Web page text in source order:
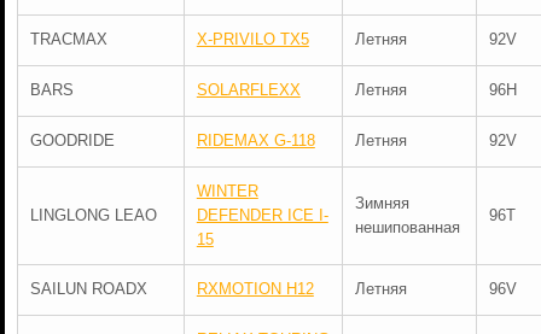
TRACMAX X-PRIVILO TX5 Летняя 92V
BARS SOLARFLEXX Летняя 96H
GOODRIDE RIDEMAX G-118 Летняя 92V
LINGLONG LEAO
WINTER
DEFENDER ICE I-
15
Зимняя
нешипованная
96T
SAILUN ROADX RXMOTION H12 Летняя 96V